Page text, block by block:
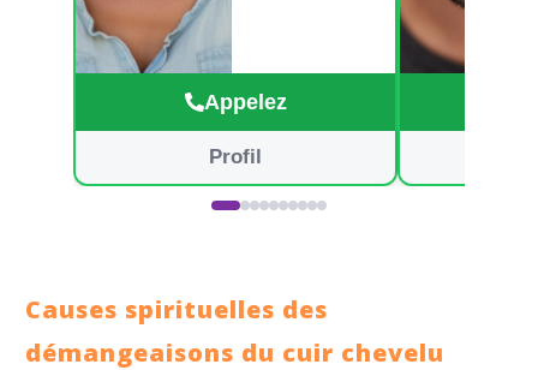
de lumière. Clara
Appelez
Profil
Causes spirituelles des
démangeaisons du cuir chevelu